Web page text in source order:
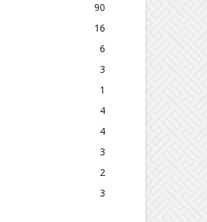
90
16
6
3
1
4
4
3
2
3